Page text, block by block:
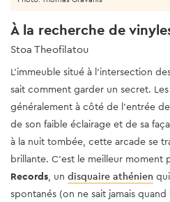
À la recherche de
Stoa Theofilatou
L'immeuble situé à l'intersection
sait comment garder un secret.
généralement à côté de l'entrée
de son faible éclairage et de sa
à la nuit tombée, cette arcade se
brillante. C'est le meilleur moment
Records , un disquaire athénien
spontanés (on ne sait jamais